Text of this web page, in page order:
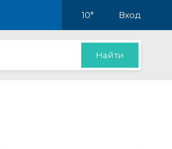
10° Вход
Найти